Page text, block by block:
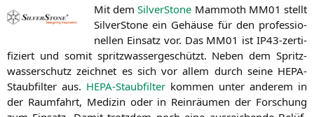
Mit demSil­ver­Stone Mam­mo­th MM01 stellt
Sil­ver­Stone ein Gehäu­se für den pro­fes­sio­
nel­len Ein­satz vor. Das MM01 ist IP43-zer­ti­
fi­ziert und somit spritz­was­ser­ge­schützt. Neben dem Spritz­
was­ser­schutz zeich­net es sich vor allem durch sei­ne HEPA-
Staub­fil­ter aus. HEPA-Staub­fil­ter kom­men unter ande­rem in
der Raum­fahrt, Medi­zin oder in Rein­räu­men der For­schung